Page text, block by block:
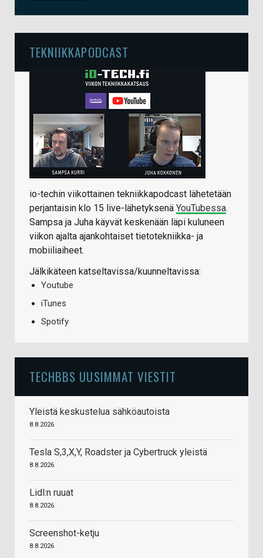
TEKNIIKKAPODCAST
io-techin viikottainen tekniikkapodcast lähetetään
perjantaisin klo 15 live-lähetyksenä YouTubessa.
Sampsa ja Juha käyvät keskenään läpi kuluneen
viikon ajalta ajankohtaiset tietotekniikka- ja
mobiiliaiheet.
Jälkikäteen katseltavissa/kuunneltavissa:
Youtube
iTunes
Spotify
TECHBBS UUSIMMAT VIESTIT
Yleistä keskustelua sähköautoista
8.8.2026
Tesla S,3,X,Y, Roadster ja Cybertruck yleistä
8.8.2026
Lidl:n ruuat
8.8.2026
Screenshot-ketju
8.8.2026